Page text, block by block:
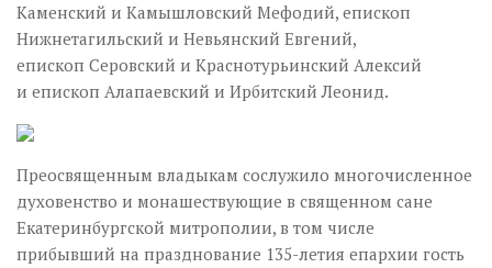
Каменский и Камышловский Мефодий, епископ
Нижнетагильский и Невьянский Евгений,
епископ Серовский и Краснотурьинский Алексий
и епископ Алапаевский и Ирбитский Леонид.
Преосвященным владыкам сослужило многочисленное
духовенство и монашествующие в священном сане
Екатеринбургской митрополии, в том числе
прибывший на празднование 135-летия епархии гость